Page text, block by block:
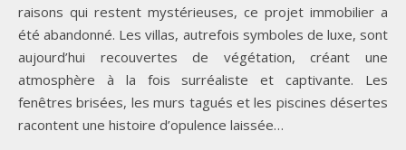
raisons qui restent mystérieuses, ce projet immobilier a
été abandonné. Les villas, autrefois symboles de luxe, sont
aujourd’hui recouvertes de végétation, créant une
atmosphère à la fois surréaliste et captivante. Les
fenêtres brisées, les murs tagués et les piscines désertes
racontent une histoire d’opulence laissée…